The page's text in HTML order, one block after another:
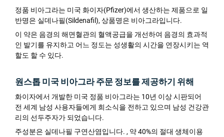
정품 비아그라는 미국 화이자(Pfizer)에서 생산하는 제품으로 일
반명은 실데나필(Sildenafil), 상품명은 비아그라입니다.
이 약은 음경의 해면혈관의 혈액공급을 개선하여 음경의 효과적
인 발기를 유지하고 어느 정도는 성생활의 시간을 연장시키는 역
할도 할 수 있다.
원스톱 미국 비아그라 주문 정보를 제공하기 위해
화이자에서 개발한 미국 정품 비아그라는 10년 이상 시판되어
전 세계 남성 사용자들에게 희소식을 전하고 있으며 남성 건강관
리의 선두주자가 되었습니다.
주성분은 실데나필 구연산염입니다. , 약 40%의 절대 생체이용